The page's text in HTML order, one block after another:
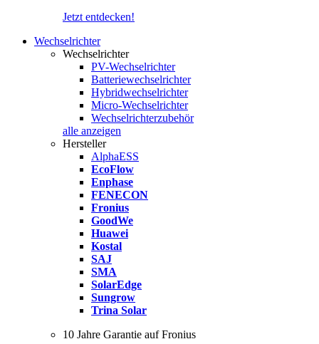
Jetzt entdecken!
Wechselrichter
Wechselrichter
PV-Wechselrichter
Batteriewechselrichter
Hybridwechselrichter
Micro-Wechselrichter
Wechselrichterzubehör
alle anzeigen
Hersteller
AlphaESS
EcoFlow
Enphase
FENECON
Fronius
GoodWe
Huawei
Kostal
SAJ
SMA
SolarEdge
Sungrow
Trina Solar
10 Jahre Garantie auf Fronius